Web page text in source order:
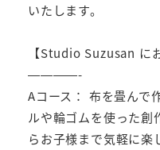
いたします。
【Studio Suzusan に
————-
Aコース： 布を畳んで
ルや輪ゴムを使った創
らお子様まで気軽に楽